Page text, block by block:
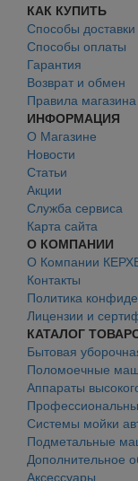
КАК КУПИТЬ
Способы доставки
Способы оплаты
Гарантия
Возврат и обмен
Правила магазина
ИНФОРМАЦИЯ
О Магазине
Новости
Статьи
Акции
Служба сервиса
Карта сайта
О КОМПАНИИ
О Компании
Контакты
Политика
Лицензии и
КАТАЛОГ
Бытовая
Поломоечные
Аппараты
Системы мойки
Подметальные
Дополнительное
Аксессуары